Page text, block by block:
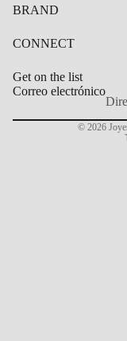
BRAND
CONNECT
Get on the list
Correo electrónico
© 2026
Política